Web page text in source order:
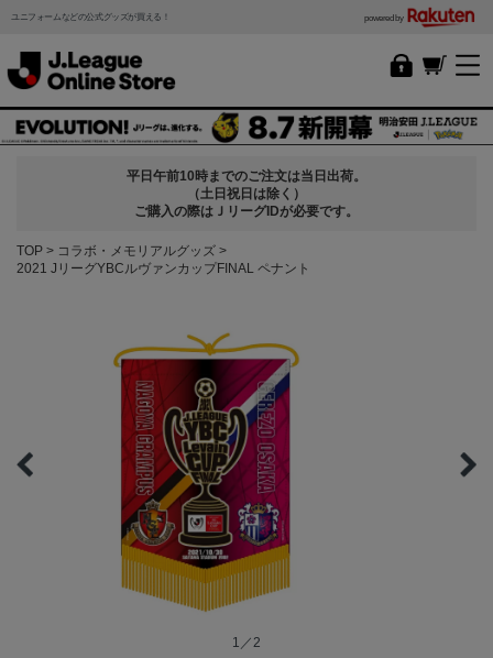
ユニフォームなどの公式グッズが買える！ powered by
平日午前10時までのご注文は当日出荷。
（土日祝日は除く）
ご購入の際はＪリーグIDが必要です。
TOP
コラボ・メモリアルグッズ
2021 JリーグYBCルヴァンカップFINAL ペナント
1／2